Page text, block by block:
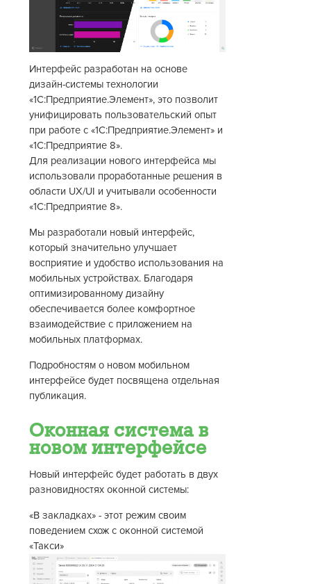
Интерфейс разработан на основе
дизайн-системы технологии
«1С:Предприятие.Элемент», это позволит
унифицировать пользовательский опыт
при работе с «1С:Предприятие.Элемент» и
«1С:Предприятие 8».
Для реализации нового интерфейса мы
использовали проработанные решения в
области UX/UI и учитывали особенности
«1С:Предприятие 8».
Мы разработали новый интерфейс,
который значительно улучшает
восприятие и удобство использования на
мобильных устройствах. Благодаря
оптимизированному дизайну
обеспечивается более комфортное
взаимодействие с приложением на
мобильных платформах.
Подробностям о новом мобильном
интерфейсе будет посвящена отдельная
публикация.
Оконная система в
новом интерфейсе
Новый интерфейс будет работать в двух
разновидностях оконной системы:
«В закладках» - этот режим своим
поведением схож с оконной системой
«Такси»